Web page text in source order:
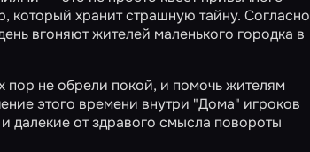
который хранит страшную тайну. Согласно
вгоняют жителей маленького городка в
пор не обрели покой, и помочь жителям
этого времени внутри "Дома" игроков
далекие от здравого смысла повороты